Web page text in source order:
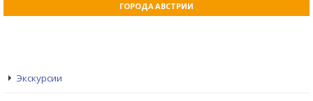
ГОРОДА АВСТРИИ
Экскурсии